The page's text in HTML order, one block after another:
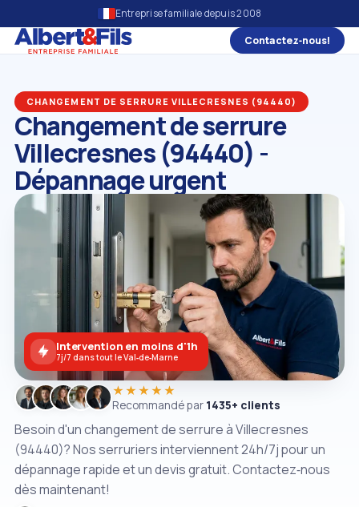
Entreprise familiale depuis 2008
Contactez‑nous!
CHANGEMENT DE SERRURE VILLECRESNES (94440)
Changement de serrure
Villecresnes (94440) -
Dépannage urgent
Besoin d'un changement de serrure à Villecresnes
(94440)? Nos serruriers interviennent 24h/7j pour un
dépannage rapide et un devis gratuit. Contactez‑nous
dès maintenant!
★★★★★
Recommandé par 1435+ clients
Intervention en moins d'1h
7j/7 dans tout le Val‑de‑Marne